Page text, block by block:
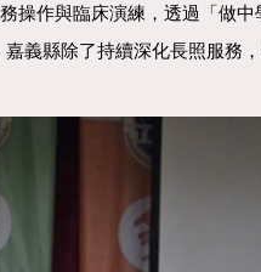
操作與臨床演練，透過「做中
義縣除了持續深化長照服務